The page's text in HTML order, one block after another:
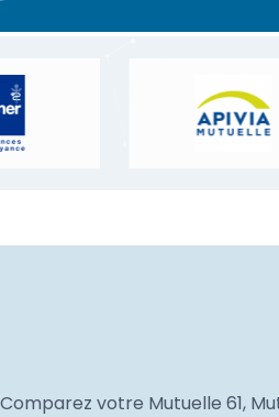
Comparez votre Mutuelle 61,